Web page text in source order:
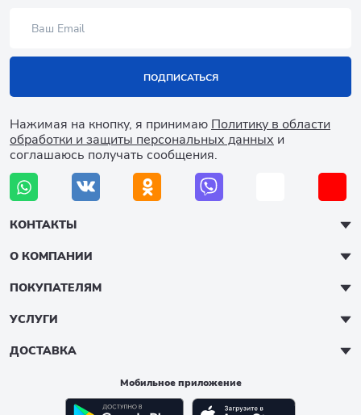
ПОДПИСАТЬСЯ
Нажимая на кнопку, я принимаю Политику в области
обработки и защиты персональных данных и
соглашаюсь получать сообщения.
КОНТАКТЫ
О КОМПАНИИ
ПОКУПАТЕЛЯМ
УСЛУГИ
ДОСТАВКА
Мобильное приложение